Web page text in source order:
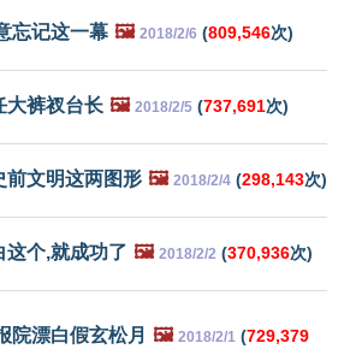
忘记这一幕 🖼️ 2018/2/6 (809,546次)
大裤衩台长 🖼️ 2018/2/5 (737,691次)
前文明这两图形 🖼️ 2018/2/4 (298,143次)
这个,就成功了 🖼️ 2018/2/2 (370,936次)
院漂白假玄松月 🖼️ 2018/2/1 (729,379